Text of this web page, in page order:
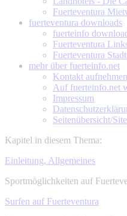
Fuerteventura
fuerteventura downloads
fuerteinfo
Fuerteventura
Fuerteventura
mehr über fuerteinfo.net
Kontakt aufnehmen
Auf fuerteinfo.net
Impressum
Seitenübersicht/
Kapitel in diesem Thema:
Einleitung, Allgemeines
Sportmöglichkeiten auf
Surfen auf Fuerteventura